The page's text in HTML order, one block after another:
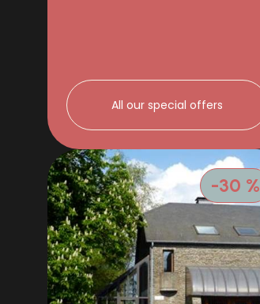
All our special offers
-30 %